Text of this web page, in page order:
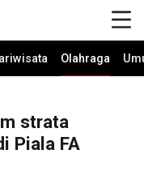
Olahraga
strata
Piala FA